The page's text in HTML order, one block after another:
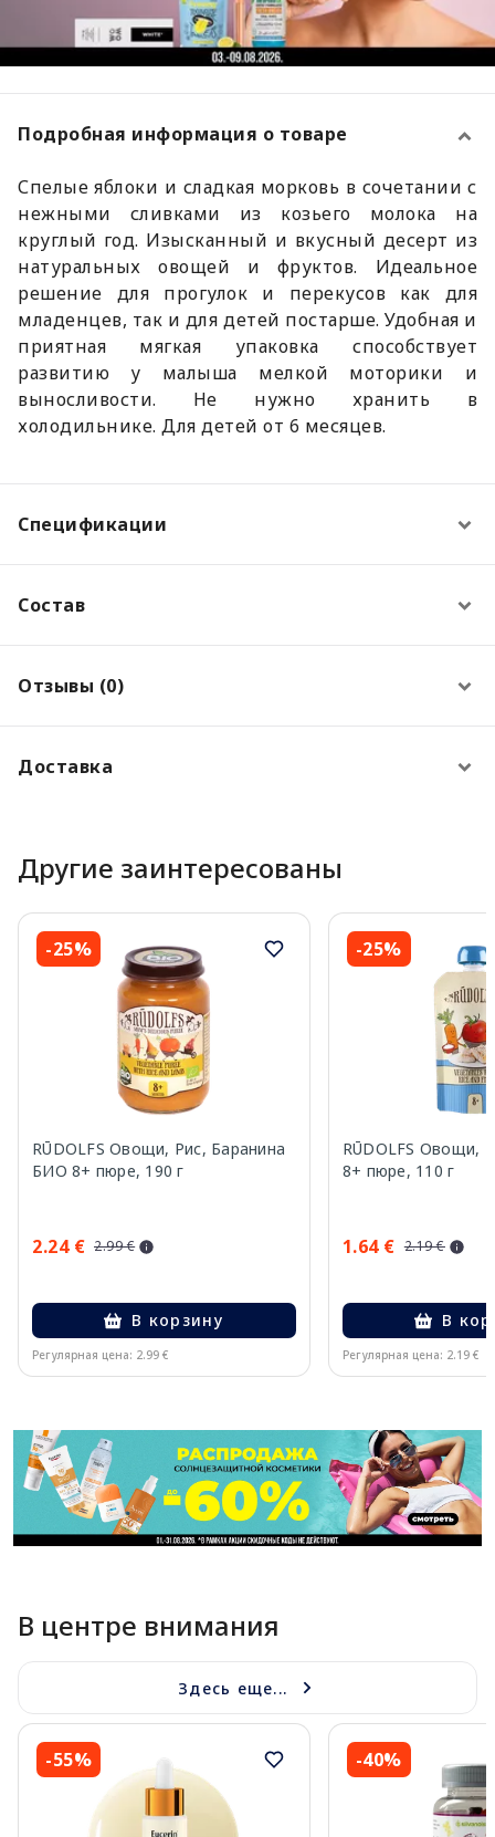
Подробная информация о товаре
Спелые яблоки и сладкая морковь в сочетании с
нежными сливками из козьего молока на
круглый год. Изысканный и вкусный десерт из
натуральных овощей и фруктов. Идеальное
решение для прогулок и перекусов как для
младенцев, так и для детей постарше. Удобная и
приятная мягкая упаковка способствует
развитию у малыша мелкой моторики и
выносливости. Не нужно хранить в
холодильнике. Для детей от 6 месяцев.
Спецификации
Состав
Отзывы (0)
Доставка
Другие заинтересованы
-25%
RŪDOLFS Овощи, Рис, Баранина
БИО 8+ пюре, 190 г
2.24 € 2.99 €
В корзину
Регулярная цена: 2.99 €
-25%
RŪDOLFS Овощи,
8+ пюре, 110 г
1.64 € 2.19 €
В
Регулярная цена: 2.19 €
В центре внимания
Здесь еще...
-55% -40%